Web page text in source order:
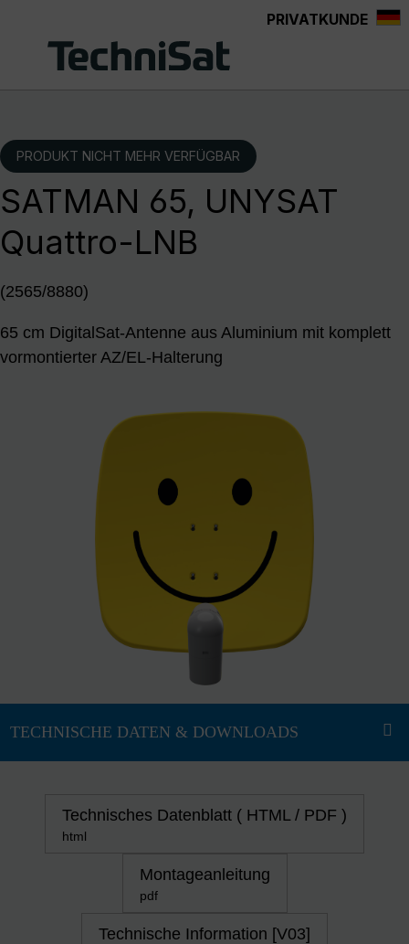
PRIVATKUNDE
PRODUKT NICHT MEHR VERFÜGBAR
SATMAN 65, UNYSAT
Quattro-LNB
(2565/8880)
65 cm DigitalSat-Antenne aus Aluminium mit komplett
vormontierter AZ/EL-Halterung
Technisches Datenblatt ( HTML / PDF )
html
Montageanleitung
pdf
Technische Information [V03]